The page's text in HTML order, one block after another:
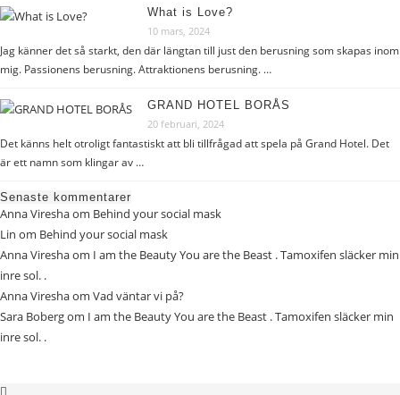
What is Love?
10 mars, 2024
Jag känner det så starkt, den där längtan till just den berusning som skapas inom
mig. Passionens berusning. Attraktionens berusning. …
GRAND HOTEL BORÅS
20 februari, 2024
Det känns helt otroligt fantastiskt att bli tillfrågad att spela på Grand Hotel. Det
är ett namn som klingar av …
Senaste kommentarer
Anna Vireshaom Behind your social mask
Lin om Behind your social mask
Anna Vireshaom I am the Beauty You are the Beast . Tamoxifen släcker min
inre sol. .
Anna Vireshaom Vad väntar vi på?
Sara Bobergom I am the Beauty You are the Beast . Tamoxifen släcker min
inre sol. .